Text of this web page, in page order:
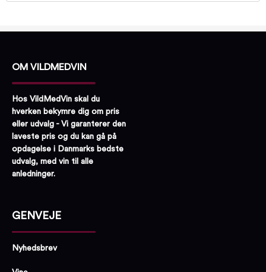
OM VILDMEDVIN
Hos VildMedVin skal du
hverken bekymre dig om pris
eller udvalg - Vi garanterer den
laveste pris og du kan gå på
opdagelse i Danmarks bedste
udvalg, med vin til alle
anledninger.
GENVEJE
Nyhedsbrev